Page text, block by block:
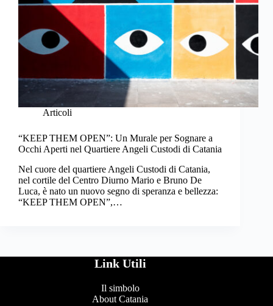
Articoli
“KEEP THEM OPEN”: Un Murale per Sognare a
Occhi Aperti nel Quartiere Angeli Custodi di Catania
Nel cuore del quartiere Angeli Custodi di Catania,
nel cortile del Centro Diurno Mario e Bruno De
Luca, è nato un nuovo segno di speranza e bellezza:
“KEEP THEM OPEN”,…
Link Utili
Il simbolo
About Catania